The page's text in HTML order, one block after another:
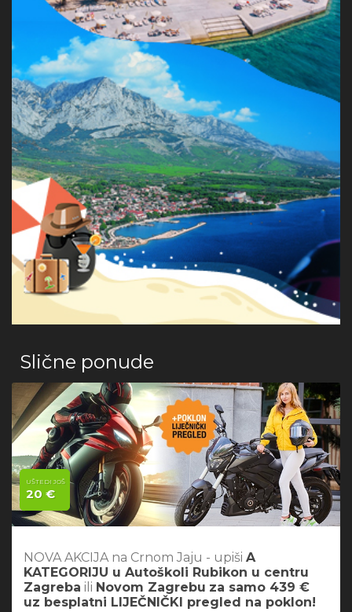
Slične ponude
NOVA AKCIJA na Crnom Jaju - upiši A
KATEGORIJU u Autoškoli Rubikon u centru
Zagreba ili Novom Zagrebu za samo 439 €
uz besplatni LIJEČNIČKI pregled na poklon!
UŠTEDI JOŠ
20 €